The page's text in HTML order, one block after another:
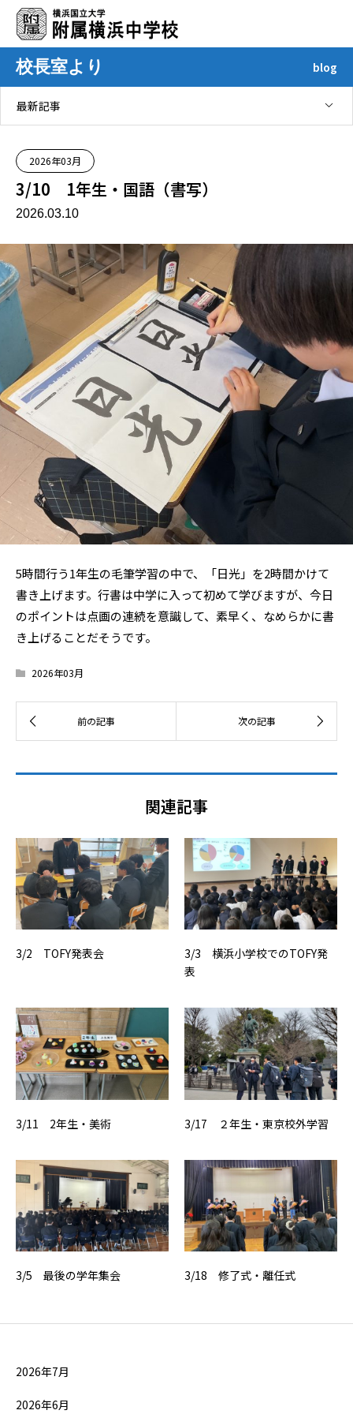
校長室より blog
最新記事
2026年03月
3/10 1年生・国語（書写）
2026.03.10
5時間行う1年生の毛筆学習の中で、「日光」を2時間かけて
書き上げます。行書は中学に入って初めて学びますが、今日
のポイントは点画の連続を意識して、素早く、なめらかに書
き上げることだそうです。
2026年03月
関連記事
3/2 TOFY発表会
3/3 横浜小学校でのTOFY発
表
3/11 2年生・美術 3/17 ２年生・東京校外学習
3/5 最後の学年集会 3/18 修了式・離任式
2026年7月
2026年6月